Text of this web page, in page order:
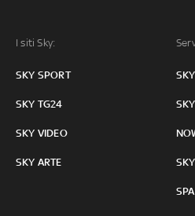
I siti Sky:
SKY SPORT
SKY TG24
SKY VIDEO
SKY ARTE